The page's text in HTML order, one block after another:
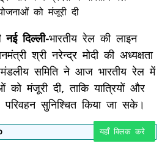
दिल्ली-भारतीय रेल की लाइन
श्री नरेन्द्र मोदी की अध्यक्षता
समिति ने आज भारतीय रेल में
को मंजूरी दी, ताकि यात्रियों और
सुनिश्चित किया जा सके।
यहाँ क्लिक करे